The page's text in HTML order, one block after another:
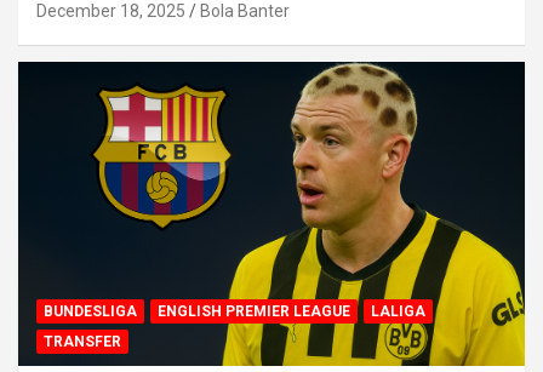
December 18, 2025 Bola Banter
BUNDESLIGA ENGLISH PREMIER LEAGUE
LALIGA
TRANSFER